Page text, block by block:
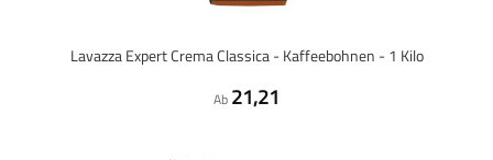
Lavazza Expert Crema Classica - Kaffeebohnen - 1 Kilo
Ab 21,21